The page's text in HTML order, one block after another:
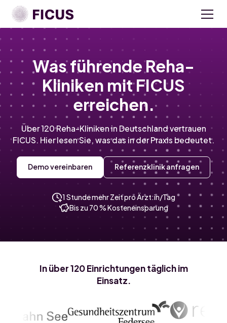
Was führende Reha-
Kliniken mit FICUS
erreichen.
Über 120 Reha-Kliniken in Deutschland vertrauen
FICUS. Hier lesen Sie, was das in der Praxis bedeutet.
Demo vereinbaren Referenzklinik anfragen
1 Stunde mehr Zeit pro Ärzt:in/Tag
Bis zu 70 % Kosteneinsparung
In über 120 Einrichtungen täglich im
Einsatz.